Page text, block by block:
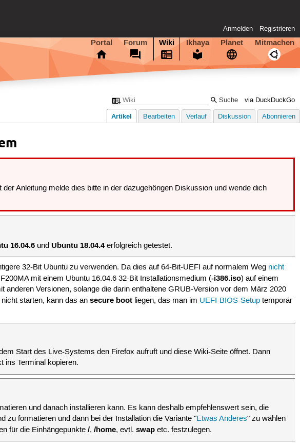
Anmelden Registrieren
Portal Forum Wiki Ikhaya Planet Mitmachen
via DuckDuckGo
Artikel Bearbeiten Verlauf Diskussion Abonnieren
Anleitung melde dies bitte in der dazugehörigen Diskussion und wende dich
16.04.6 und Ubuntu 18.04.4erfolgreich getestet.
32-Bit Ubuntu zu verwenden. Da dies auf 64-Bit-UEFI auf normalem Weg nicht
mit einem Ubuntu 16.04.6 32-Bit Installationsmedium (-i386.iso) auf einem
Versionen, solange die darin enthaltene GRUB-Version vor dem März 2020
nicht starten, kann das ansecure boot liegen, das man im UEFI-BIOS-Setup temporär
Start des Live-Systems den Firefox aufruft und diese Wiki-Seite öffnet. Dann
ins Terminal kopieren.
und danach installieren kann. Es kann deshalb empfehlenswert sein, die
zu formatieren und dann bei der Installation die Variante "Etwas Anderes" zu wählen
für die Einhängepunkte/,/home, evtl.swap etc. festzulegen.